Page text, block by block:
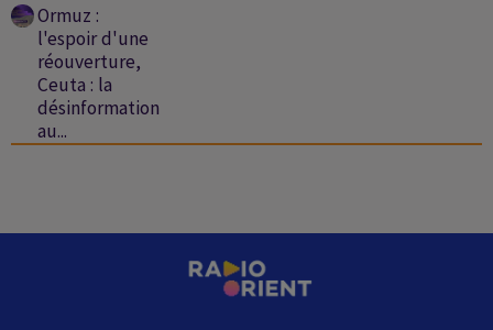
Ormuz :
l'espoir d'une
réouverture,
Ceuta : la
désinformation
au...